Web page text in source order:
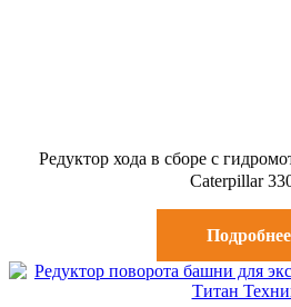
Редуктор хода в сборе с
Caterpillar
Подробнее